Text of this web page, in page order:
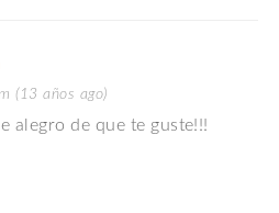
(13 años ago)
alegro de que te guste!!!